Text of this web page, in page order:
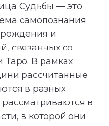
Судьбы — это
самопознания,
и
связанных со
В рамках
рассчитанные
в разных
в
в которой они